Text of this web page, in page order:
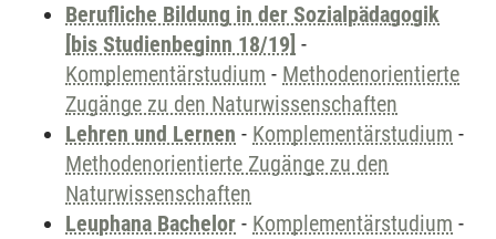
Berufliche Bildung in der Sozialpädagogik
[bis Studienbeginn 18/19] -
Komplementärstudium - Methodenorientierte
Zugänge zu den Naturwissenschaften
Lehren und Lernen - Komplementärstudium -
Methodenorientierte Zugänge zu den
Naturwissenschaften
Leuphana Bachelor - Komplementärstudium -